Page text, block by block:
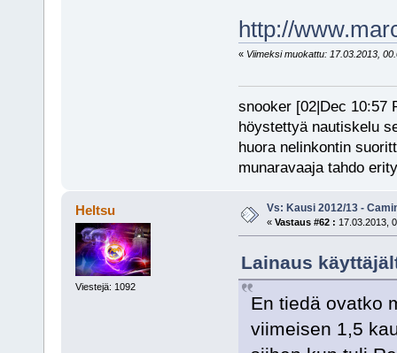
http://
« Viimeksi muokattu: 17.03.2013,
snooker [02|Dec 10:57
höystettyä nautiskelu
huora nelinkontin
munaravaaja tahdo
Heltsu
Viestejä: 1092
Vs: Kausi 2012/13 -
« Vastaus #62 : 17.03.2013,
Lainaus
En tiedä ovatko
viimeisen 1,5